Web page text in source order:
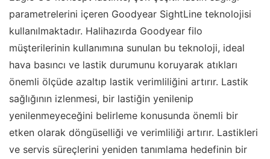
parametrelerini içeren Goodyear SightLine teknolojisi
kullanılmaktadır. Halihazırda Goodyear filo
müşterilerinin kullanımına sunulan bu teknoloji, ideal
hava basıncı ve lastik durumunu koruyarak atıkları
önemli ölçüde azaltıp lastik verimliliğini artırır. Lastik
sağlığının izlenmesi, bir lastiğin yenilenip
yenilenmeyeceğini belirleme konusunda önemli bir
etken olarak döngüselliği ve verimliliği artırır. Lastikleri
ve servis süreçlerini yeniden tanımlama hedefinin bir